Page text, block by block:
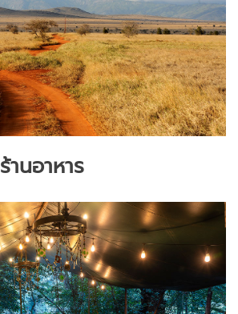
ร้านอาหาร